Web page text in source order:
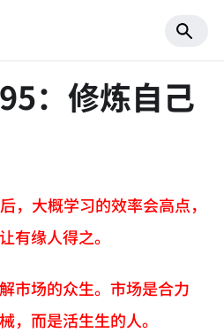
：修炼自己
，大概学习的效率会高点，
有缘人得之。
市场的众生。市场是合力
，而是活生生的人。